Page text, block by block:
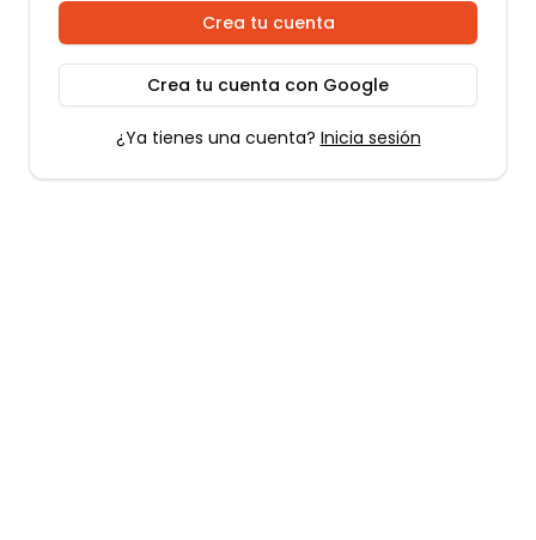
Crea tu cuenta
Crea tu cuenta con Google
¿Ya tienes una cuenta? Inicia sesión